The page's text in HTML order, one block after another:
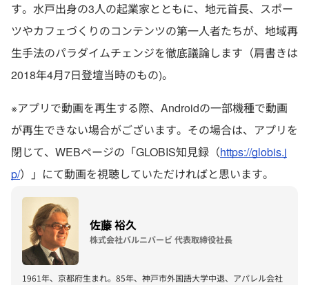
す。水戸出身の3人の起業家とともに、地元首長、スポー
ツやカフェづくりのコンテンツの第一人者たちが、地域再
生手法のパラダイムチェンジを徹底議論します（肩書きは
2018年4月7日登壇当時のもの)。
※アプリで動画を再生する際、Androidの一部機種で動画
が再生できない場合がございます。その場合は、アプリを
閉じて、WEBページの「GLOBIS知見録（https://globis.j
p/）」にて動画を視聴していただければと思います。
佐藤 裕久
株式会社バルニバービ 代表取締役社長
1961年、京都府生まれ。85年、神戸市外国語大学中退、アパレル会社